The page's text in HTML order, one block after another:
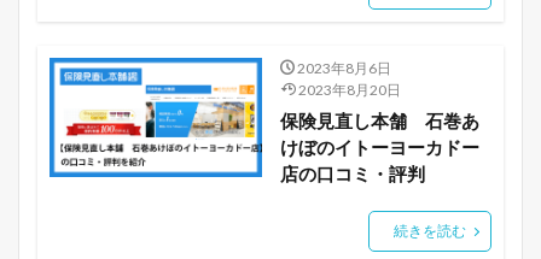
2023年8月6日
2023年8月20日
保険見直し本舗 石巻あ
けぼのイトーヨーカドー
店の口コミ・評判
続きを読む